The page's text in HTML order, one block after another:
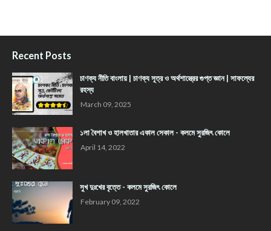
Recent Posts
চাণক্য নীতি বাংলায় | চাণক্য সূত্র ও অর্থশাস্ত্রের গুপ্ত জ্ঞান | সাফল্যের
রহস্য
March 09, 2025
১লা বৈশাখ ও হালখাতার একাল সেকাল - কলমে সুরজিৎ কোলে
April 14, 2022
সুখ দুঃখের বৃত্তে - কলমে সুরজিৎ কোলে
February 09, 2022